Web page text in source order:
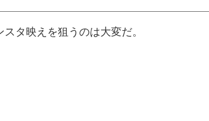
タ映えを狙うのは大変だ。